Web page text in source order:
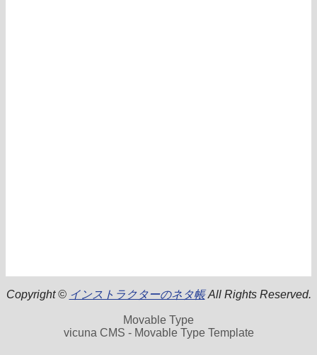
Copyright © インストラクターのネタ帳All Rights Reserved.
Movable Type
vicuna CMS - Movable Type Template